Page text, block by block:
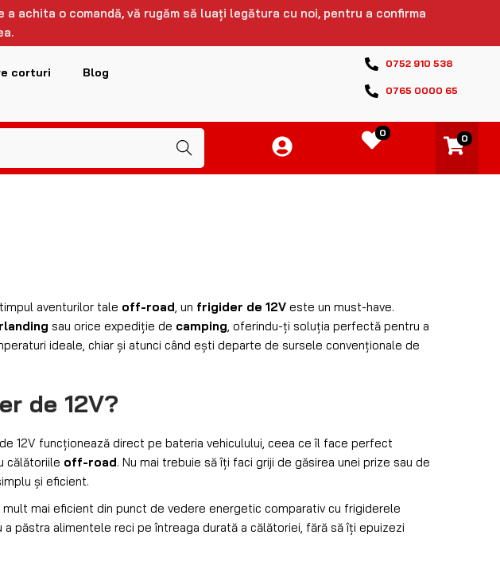
achita o comandă, vă rugăm să luați legătura cu noi, pentru a confirma
corturi Blog
0752 910 538
0765 0000 65
Caută
0 0
aventurilor tale off-road , un frigider de 12V este un must-have.
sau orice expediție de camping , oferindu-ți soluția perfectă pentru a
ideale, chiar și atunci când ești departe de sursele convenționale de
de 12V?
12V funcționează direct pe bateria vehiculului, ceea ce îl face perfect
călătoriile off-road. Nu mai trebuie să îți faci griji de găsirea unei prize sau de
și eficient.
mult mai eficient din punct de vedere energetic comparativ cu frigiderele
păstra alimentele reci pe întreaga durată a călătoriei, fără să îți epuizezi